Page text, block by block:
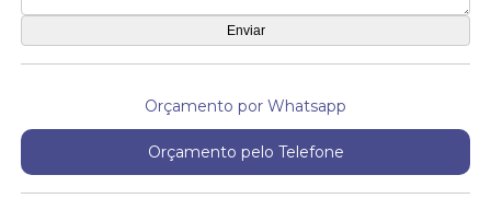
Orçamento por Whatsapp
Orçamento pelo Telefone